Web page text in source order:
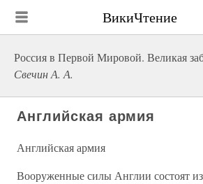
ВикиЧтение
Россия в Первой Мировой. Великая
Свечин А. А.
Английская армия
Английская армия
Вооруженные силы Англии состоят